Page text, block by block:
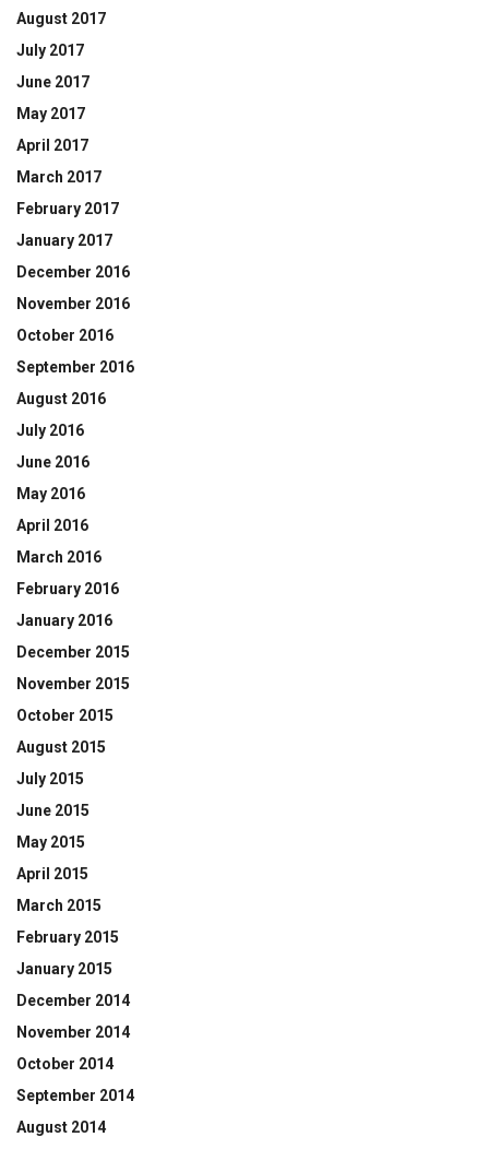
August 2017
July 2017
June 2017
May 2017
April 2017
March 2017
February 2017
January 2017
December 2016
November 2016
October 2016
September 2016
August 2016
July 2016
June 2016
May 2016
April 2016
March 2016
February 2016
January 2016
December 2015
November 2015
October 2015
August 2015
July 2015
June 2015
May 2015
April 2015
March 2015
February 2015
January 2015
December 2014
November 2014
October 2014
September 2014
August 2014